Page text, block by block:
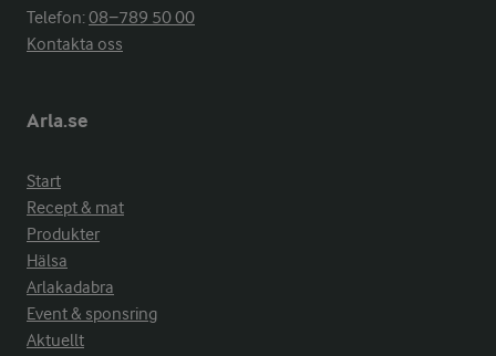
Telefon:08−789 50 00
Kontakta oss
Arla.se
Start
Recept & mat
Produkter
Hälsa
Arlakadabra
Event & sponsring
Aktuellt